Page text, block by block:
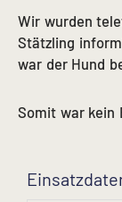
Wir wurden
Stätzling
war der Hund
Somit war kein